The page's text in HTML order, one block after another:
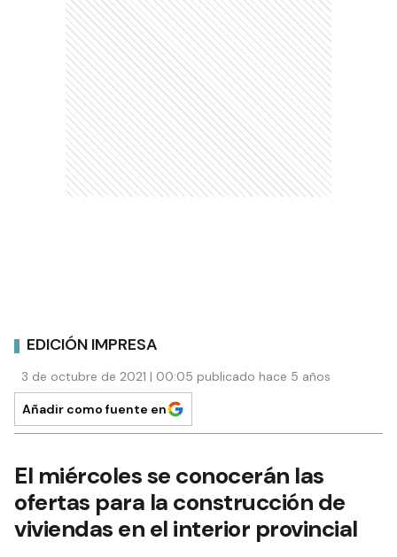
EDICIÓN IMPRESA
3 de octubre de 2021 | 00:05 publicado hace 5 años
Añadir como fuente en
El miércoles se conocerán las
ofertas para la construcción de
viviendas en el interior provincial